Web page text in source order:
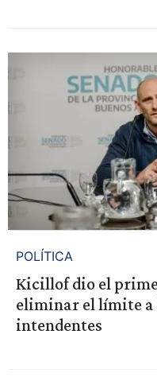
POLÍTICA
Kicillof dio el
eliminar el límite a
intendentes